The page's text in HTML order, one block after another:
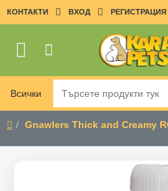
КОНТАКТИ ВХОД РЕГИСТРАЦИЯ
Всички
Търсете
продукти
тук
Gnawlers Thick and Creamy